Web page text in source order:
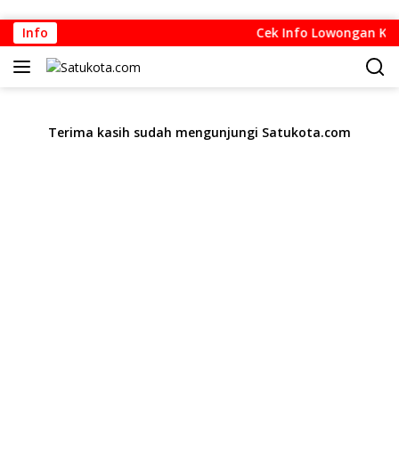
Langsung
ke
konten
Info Cek Info Lowongan
Terima kasih sudah mengunjungi Satukota.com